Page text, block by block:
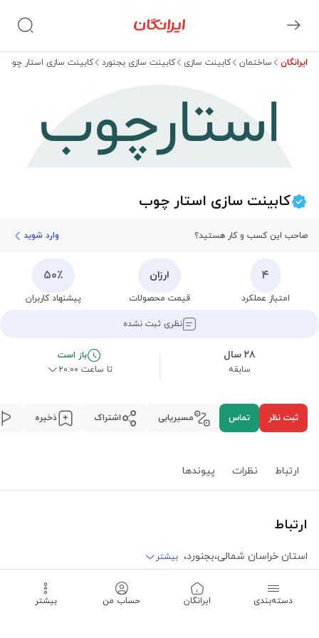
ایرانگان ساختمان کابینت سازی کابینت سازی بجنورد کابینت سازی استار چوب
استارچوب
کابینت سازی استار چوب
صاحب این کسب و کار هستید؟ وارد شوید
۴
امتیاز عملکرد
ارزان
قیمت محصولات
۵۰٪
پیشنهاد کاربران
نظری ثبت نشده
۲۸ سال
سابقه
باز است
تا ساعت ۲۰:۰۰
ثبت نظر تماس مسیریابی اشتراک ذخیره
ارتباط نظرات پیوند‌ها
ارتباط
استان خراسان شمالی،بجنورد، بیشتر
خیابان شهید بهشتی، خیابان شهید صفا، کوچه صفا ۷
مسیریابی دسته‌بندی ‌ایرانگان حساب من بیشتر